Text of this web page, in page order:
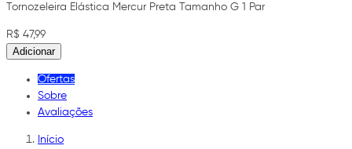
Tornozeleira Elástica Mercur Preta Tamanho G 1 Par
R$ 47,99
Adicionar
Ofertas
Sobre
Avaliações
Início